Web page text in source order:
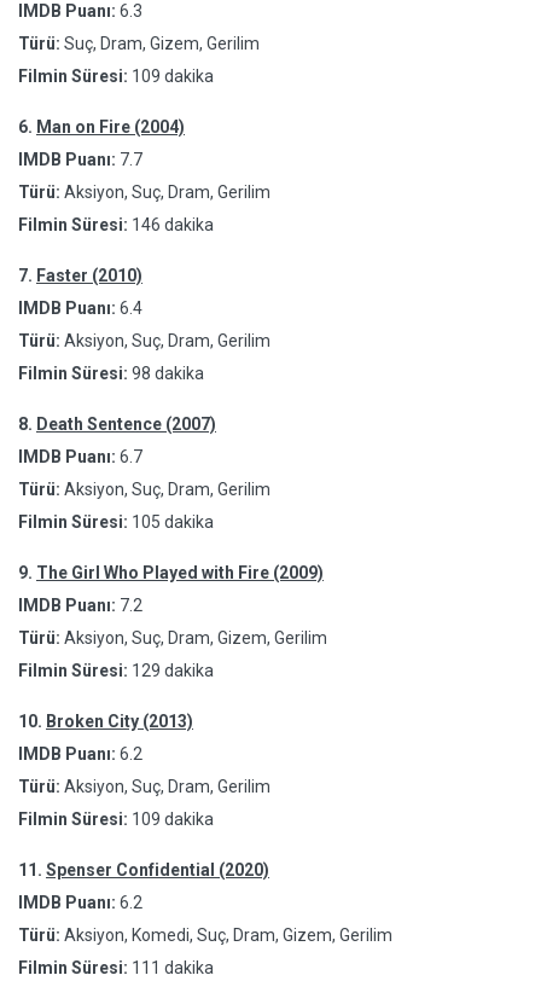
IMDB Puanı: 6.3
Türü: Suç, Dram, Gizem, Gerilim
Filmin Süresi: 109 dakika
6. Man on Fire (2004)
IMDB Puanı: 7.7
Türü: Aksiyon, Suç, Dram, Gerilim
Filmin Süresi: 146 dakika
7. Faster (2010)
IMDB Puanı: 6.4
Türü: Aksiyon, Suç, Dram, Gerilim
Filmin Süresi: 98 dakika
8. Death Sentence (2007)
IMDB Puanı: 6.7
Türü: Aksiyon, Suç, Dram, Gerilim
Filmin Süresi: 105 dakika
9. The Girl Who Played with Fire (2009)
IMDB Puanı: 7.2
Türü: Aksiyon, Suç, Dram, Gizem, Gerilim
Filmin Süresi: 129 dakika
10. Broken City (2013)
IMDB Puanı: 6.2
Türü: Aksiyon, Suç, Dram, Gerilim
Filmin Süresi: 109 dakika
11. Spenser Confidential (2020)
IMDB Puanı: 6.2
Türü: Aksiyon, Komedi, Suç, Dram, Gizem, Gerilim
Filmin Süresi: 111 dakika